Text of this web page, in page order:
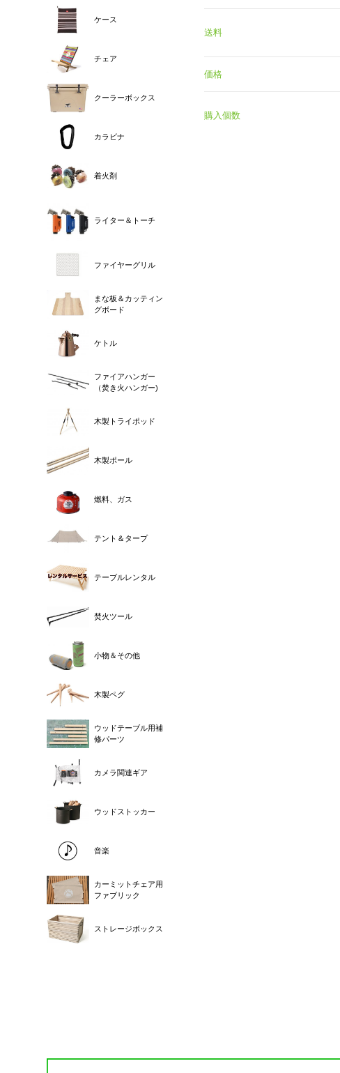
送料
価格
購入個数
ケース
チェア
クーラーボックス
カラビナ
着火剤
ライター＆トーチ
ファイヤーグリル
まな板＆カッティン
グボード
ケトル
ファイアハンガー
（焚き火ハンガー)
木製トライポッド
木製ポール
燃料、ガス
テント＆タープ
テーブルレンタル
焚火ツール
小物＆その他
木製ペグ
ウッドテーブル用補
修パーツ
カメラ関連ギア
ウッドストッカー
音楽
カーミットチェア用
ファブリック
ストレージボックス